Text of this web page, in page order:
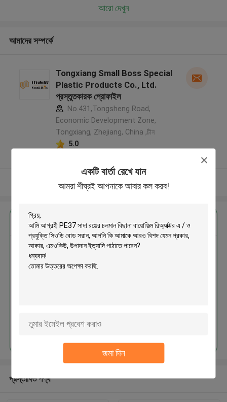
একটি বার্তা রেখে যান
আমরা শীঘ্রই আপনাকে আবার কল করব!
জমা দিন
আরো দেখুন
আমাদের সম্পর্কে
Tongxiang Small Boss Special
Plastic Products Co., Ltd.
প্রস্তুতকারক প্রোফাইল
No.431,Tongsheng Road,
Economic Development Zone,
Tongxiang, Zhejiang, China ,চীন
5.0
আরো দেখুন
এর সেরা মূল্য পান
PE37 সাদা রঙের চলমান বিছানা বায়োফিল্ম
রিঅ্যাক্টর এ / ও প্রযুক্তি সিওডি বোড সরান
চালিয়ে
প্রস্তাবিত পণ্য